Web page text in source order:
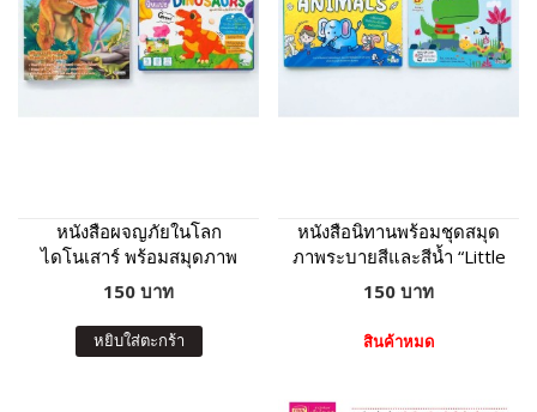
หนังสือผจญภัยในโลก
ไดโนเสาร์ พร้อมสมุดภาพ
และดินเบาปั้นแปะ
Dinosaurs : ภาพไดโนเสาร์
8 ฉาก 11 ตัว ดินเบา 8 สี
150 บาท
หยิบใส่ตะกร้า
หนังสือนิทานพร้อมชุดสมุด
ภาพระบายสีและสีน้ำ “Little
Artist : Animals” ปกเหลือง
150 บาท
สินค้าหมด